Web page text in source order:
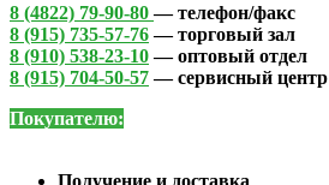
8 (4822) 79-90-80— телефон/факс
8 (915) 735-57-76— торговый зал
8 (910) 538-23-10— оптовый отдел
8 (915) 704-50-57— сервисный центр
Покупателю:
Получение и доставка